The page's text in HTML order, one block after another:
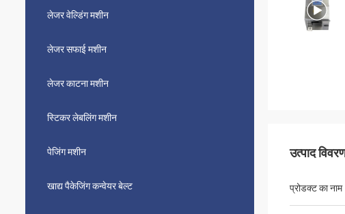
लेजर वेल्डिंग मशीन
लेजर सफाई मशीन
लेजर काटना मशीन
स्टिकर लेबलिंग मशीन
पेजिंग मशीन
खाद्य पैकेजिंग कन्वेयर बेल्ट
उत्पाद
प्रोडक्ट का नाम